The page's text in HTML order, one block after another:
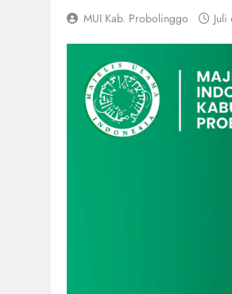
MUI Kab. Probolinggo